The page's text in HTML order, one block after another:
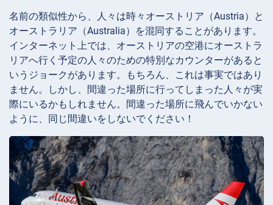
名前の類似性から、人々は時々オーストリア（Austria）と
オーストラリア（Australia）を混同することがあります。
インターネット上では、オーストリアの空港にオーストラ
リアへ行く予定の人々のための特別なカウンターがあると
いうジョークがあります。もちろん、これは事実ではあり
ません。しかし、間違った場所に行ってしまった人々が実
際にいるかもしれません。間違った場所に飛んでいかない
ように、同じ間違いをしないでください！